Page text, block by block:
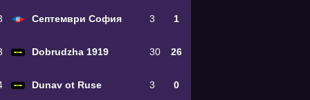
Септември София 3 1
Dobrudzha 1919 30 26
Dunav ot Ruse 3 0